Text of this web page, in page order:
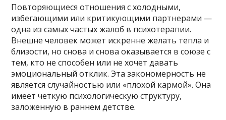
Повторяющиеся отношения с холодными,
избегающими или критикующими партнерами —
одна из самых частых жалоб в психотерапии.
Внешне человек может искренне желать тепла и
близости, но снова и снова оказывается в союзе с
тем, кто не способен или не хочет давать
эмоциональный отклик. Эта закономерность не
является случайностью или «плохой кармой». Она
имеет четкую психологическую структуру,
заложенную в раннем детстве.